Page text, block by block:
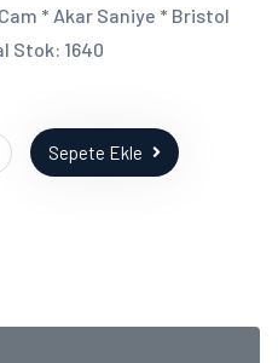
* Akar Saniye * Bristol
Stok: 1640
Sepete Ekle